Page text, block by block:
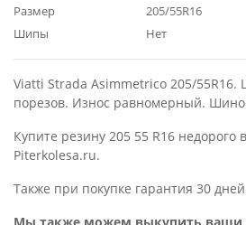
Размер
205/55R16
Шипы
Нет
Viatti Strada Asimmetrico 205/
порезов. Износ равномерный.
Купите резину 205 55 R16 недорого
Piterkolesa.ru.
Также при покупке гарантия 30